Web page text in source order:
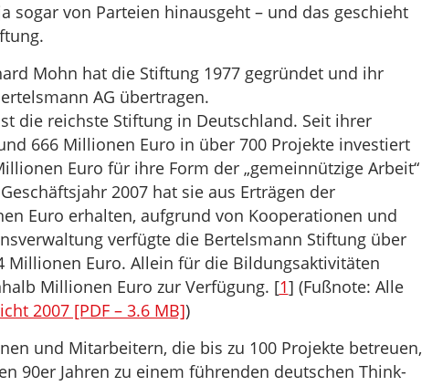
sogar von Parteien hinausgeht – und das geschieht
Mohn hat die Stiftung 1977 gegründet und ihr
AG übertragen.
die reichste Stiftung in Deutschland. Seit ihrer
666 Millionen Euro in über 700 Projekte investiert
Euro für ihre Form der „gemeinnützige Arbeit“
2007 hat sie aus Erträgen der
Euro erhalten, aufgrund von Kooperationen und
verfügte die Bertelsmann Stiftung über
Millionen Euro. Allein für die Bildungsaktivitäten
Millionen Euro zur Verfügung. [1] (Fußnote: Alle
2007 [PDF – 3.6 MB])
und Mitarbeitern, die bis zu 100 Projekte betreuen,
90er Jahren zu einem führenden deutschen Think-